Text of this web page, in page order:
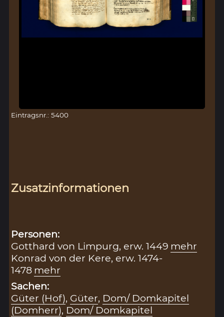
Eintragsnr.: 5400
Zusatzinformationen
Personen:
Gotthard von Limpurg, erw. 1449 mehr
Konrad von der Kere, erw. 1474-
1478 mehr
Sachen:
Güter (Hof), Güter, Dom/ Domkapitel
(Domherr), Dom/ Domkapitel